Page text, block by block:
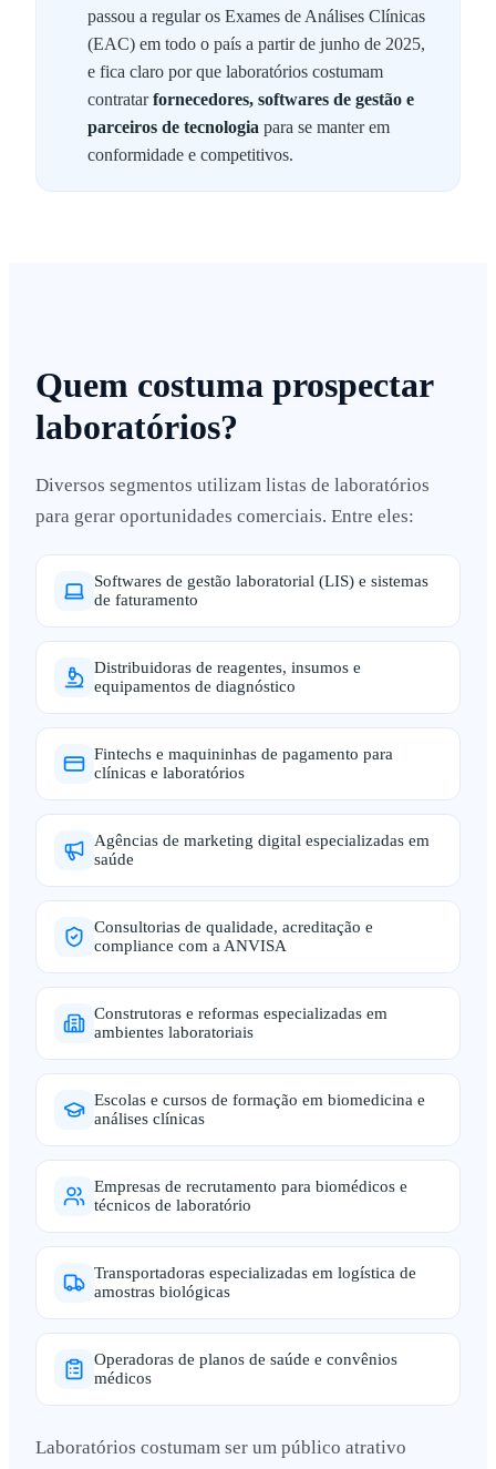
passou a regular os Exames de Análises Clínicas
(EAC) em todo o país a partir de junho de 2025,
e fica claro por que laboratórios costumam
contratar fornecedores, softwares de gestão e
parceiros de tecnologia para se manter em
conformidade e competitivos.
Quem costuma prospectar
laboratórios?
Diversos segmentos utilizam listas de laboratórios
para gerar oportunidades comerciais. Entre eles:
Softwares de gestão laboratorial (LIS) e sistemas
de faturamento
Distribuidoras de reagentes, insumos e
equipamentos de diagnóstico
Fintechs e maquininhas de pagamento para
clínicas e laboratórios
Agências de marketing digital especializadas em
saúde
Consultorias de qualidade, acreditação e
compliance com a ANVISA
Construtoras e reformas especializadas em
ambientes laboratoriais
Escolas e cursos de formação em biomedicina e
análises clínicas
Empresas de recrutamento para biomédicos e
técnicos de laboratório
Transportadoras especializadas em logística de
amostras biológicas
Operadoras de planos de saúde e convênios
médicos
Laboratórios costumam ser um público atrativo